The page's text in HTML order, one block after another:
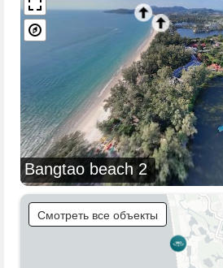
Bangtao beach 2
Смотреть все объекты